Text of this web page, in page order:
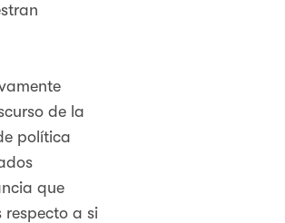
de la
política
que
respecto a si